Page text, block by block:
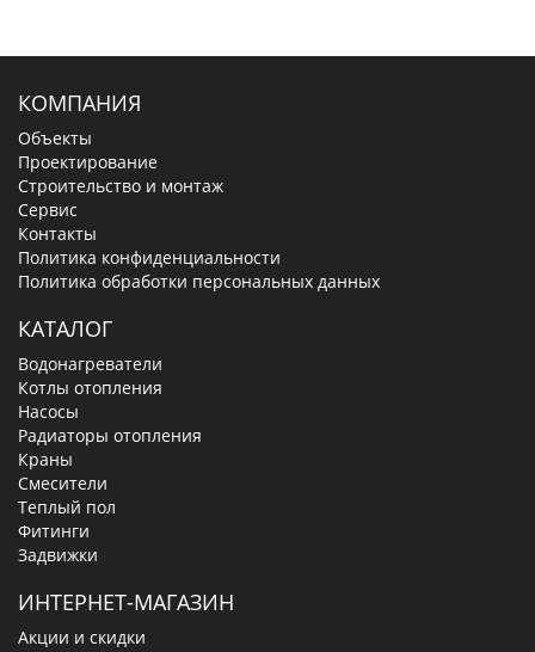
КОМПАНИЯ
Объекты
Проектирование
Строительство и монтаж
Сервис
Контакты
Политика конфиденциальности
Политика обработки персональных данных
КАТАЛОГ
Водонагреватели
Котлы отопления
Насосы
Радиаторы отопления
Краны
Смесители
Теплый пол
Фитинги
Задвижки
ИНТЕРНЕТ-МАГАЗИН
Акции и скидки